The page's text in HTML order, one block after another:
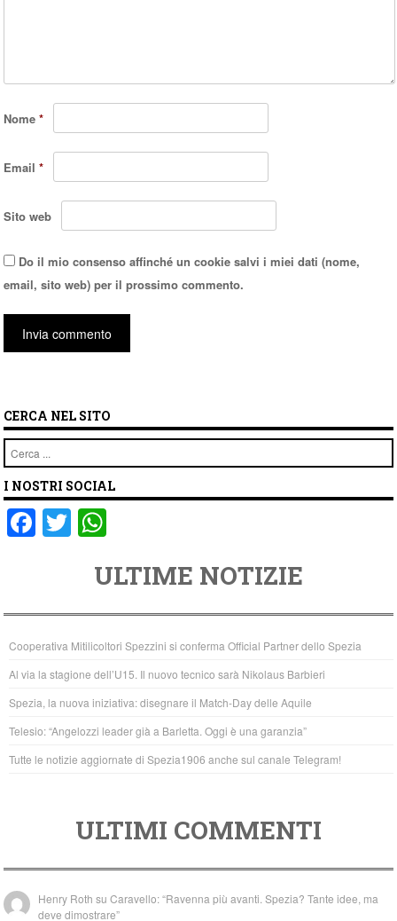
Nome*
Email*
Sito web
Do il mio consenso affinché un cookie salvi i miei dati (nome,
email, sito web) per il prossimo commento.
CERCA NEL SITO
Cerca
I NOSTRI SOCIAL
F
e
b
o
o
k
T
er
at
s
A
p
p
ULTIME NOTIZIE
Cooperativa Mitilicoltori Spezzini si conferma Official Partner dello Spezia
Al via la stagione dell’U15. Il nuovo tecnico sarà Nikolaus Barbieri
Spezia, la nuova iniziativa: disegnare il Match-Day delle Aquile
Telesio: “Angelozzi leader già a Barletta. Oggi è una garanzia”
Tutte le notizie aggiornate di Spezia1906 anche sul canale Telegram!
ULTIMI COMMENTI
Henry Roth suCaravello: “Ravenna più avanti. Spezia? Tante idee, ma
deve dimostrare”